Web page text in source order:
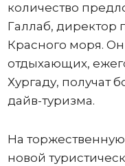
количество
Галлаб, директор
Красного моря.
отдыхающих,
Хургаду, получат
дайв-туризма.
На
новой